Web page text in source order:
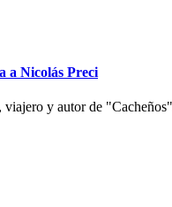
a Nicolás Preci
y autor de